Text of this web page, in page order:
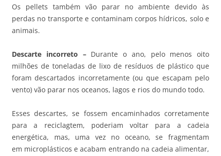
Os pellets também vão parar no ambiente devido às
perdas no transporte e contaminam corpos hídricos, solo e
animais.
Descarte incorreto – Durante o ano, pelo menos oito
milhões de toneladas de lixo de resíduos de plástico que
foram descartados incorretamente (ou que escapam pelo
vento) vão parar nos oceanos, lagos e rios do mundo todo.
Esses descartes, se fossem encaminhados corretamente
para a reciclagtem, poderiam voltar para a cadeia
energética, mas, uma vez no oceano, se fragmentam
em microplásticos e acabam entrando na cadeia alimentar,